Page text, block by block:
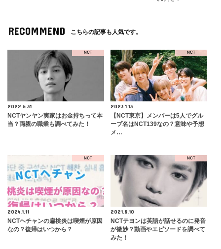
RECOMMEND こちらの記事も人気です。
NCT
2022.5.31
NCTヤンヤン実家はお金持ちって本
当？両親の職業も調べてみた！
NCT
2023.1.13
【NCT東京】メンバーは5人でグル
ープ名はNCT139なの？意味や予想
メ…
NCT
2024.1.11
NCTヘチャンの扁桃炎は喫煙が原因
なの？復帰はいつから？
NCT
2021.8.10
NCTテヨンは英語が話せるのに発音
が微妙？動画やエピソードを調べて
みた！